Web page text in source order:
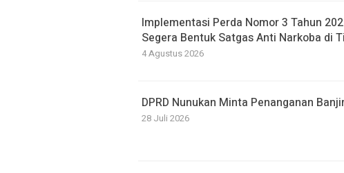
Implementasi Perda Nomor 3 Tahun
Segera Bentuk Satgas Anti Narkoba di
4 Agustus 2026
DPRD Nunukan Minta Penanganan
28 Juli 2026